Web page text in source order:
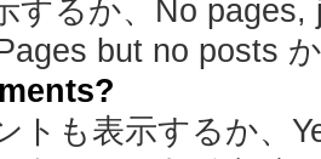
するか、No
but no posts
トも表示するか、